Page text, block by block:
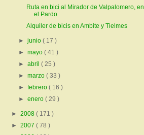
Ruta en bici al Mirador de Valpalomero, en
el Pardo
Alquiler de bicis en Ambite y Tielmes
►junio( 17 )
►mayo( 41 )
►abril( 25 )
►marzo( 33 )
►febrero( 16 )
►enero( 29 )
► 2008 ( 171 )
► 2007 ( 78 )